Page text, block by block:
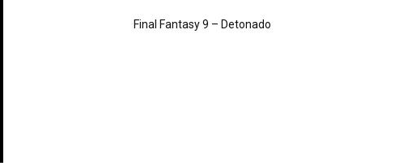
Final Fantasy 9 – Detonado